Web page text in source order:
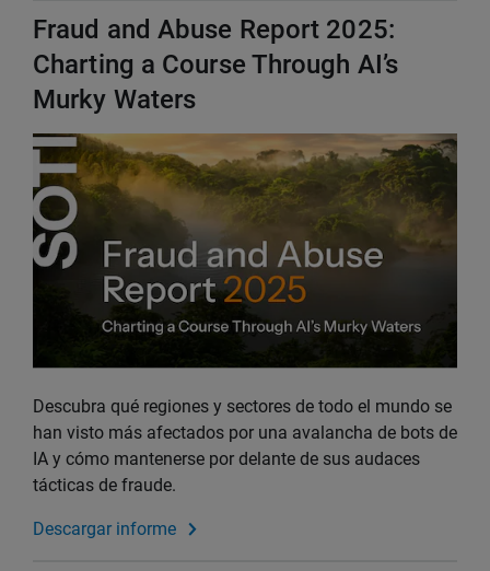
Fraud and Abuse Report 2025:
Charting a Course Through AI’s
Murky Waters
Descubra qué regiones y sectores de todo el mundo se
han visto más afectados por una avalancha de bots de
IA y cómo mantenerse por delante de sus audaces
tácticas de fraude.
Descargar informe